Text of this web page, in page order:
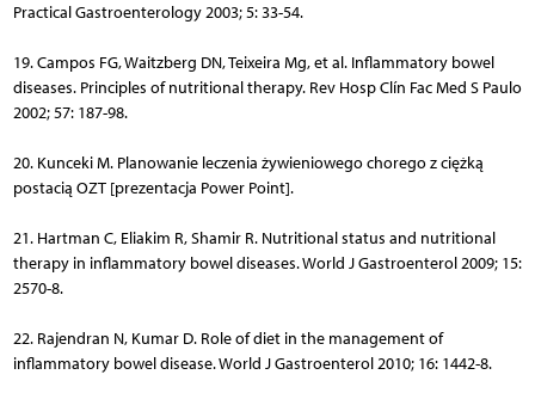
Practical Gastroenterology 2003; 5: 33-54.
19. Campos FG, Waitzberg DN, Teixeira Mg, et al. Inflammatory bowel
diseases. Principles of nutritional therapy. Rev Hosp Clín Fac Med S Paulo
2002; 57: 187-98.
20. Kunceki M. Planowanie leczenia żywieniowego chorego z ciężką
postacią OZT [prezentacja Power Point].
21. Hartman C, Eliakim R, Shamir R. Nutritional status and nutritional
therapy in inflammatory bowel diseases. World J Gastroenterol 2009; 15:
2570-8.
22. Rajendran N, Kumar D. Role of diet in the management of
inflammatory bowel disease. World J Gastroenterol 2010; 16: 1442-8.